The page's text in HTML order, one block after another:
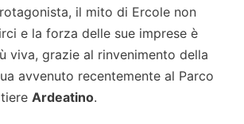
il mito di Ercole non
e la forza delle sue imprese è
viva, grazie al rinvenimento della
avvenuto recentemente al Parco
Ardeatino.